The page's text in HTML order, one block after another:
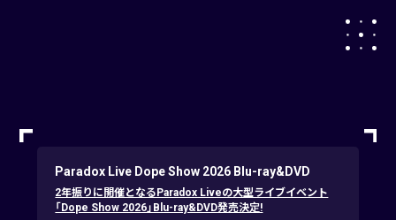
Paradox Live Dope Show 2026 Blu-ray&DVD
2年振りに開催となるParadox Liveの大型ライブイベント
「Dope Show 2026」Blu-ray&DVD発売決定!